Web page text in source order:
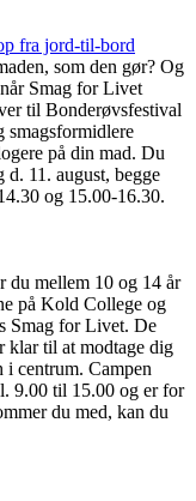
fra jord-til-bord
som den gør? Og
Smag for Livet
til Bonderøvsfestival
smagsformidlere
på din mad. Du
d. 11. august, begge
og 15.00-16.30.
du mellem 10 og 14 år
på Kold College og
Smag for Livet. De
klar til at modtage dig
i centrum. Campen
9.00 til 15.00 og er for
du med, kan du